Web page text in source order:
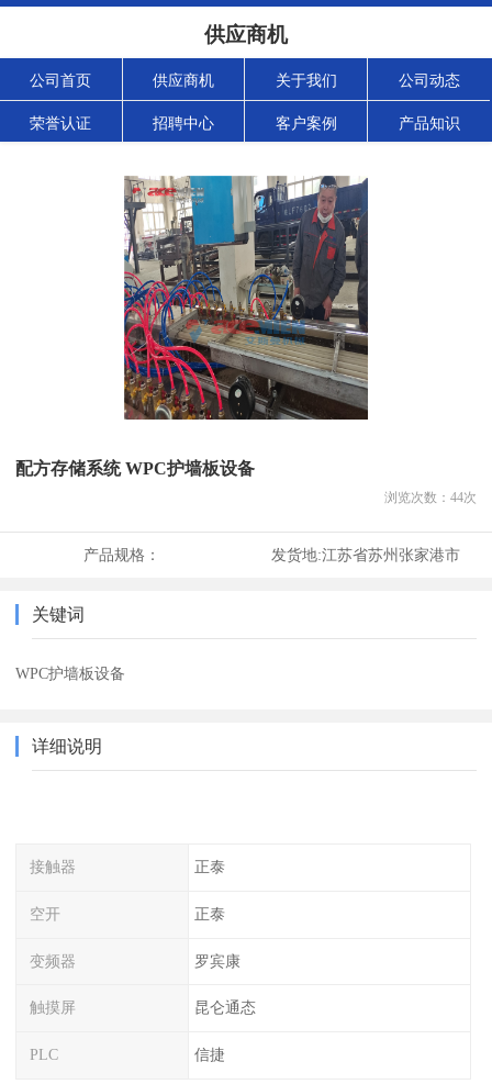
供应商机
公司首页 供应商机 关于我们 公司动态
荣誉认证 招聘中心 客户案例 产品知识
配方存储系统 WPC护墙板设备
浏览次数： 44次
产品规格： 发货地:江苏省苏州张家港市
关键词
WPC护墙板设备
详细说明
接触器 正泰
空开 正泰
变频器 罗宾康
触摸屏 昆仑通态
PLC 信捷